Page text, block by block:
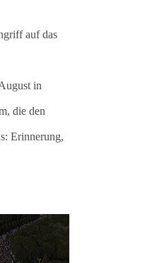
diese
oder
werden
aus dem
auf das
in
die den
Erinnerung,